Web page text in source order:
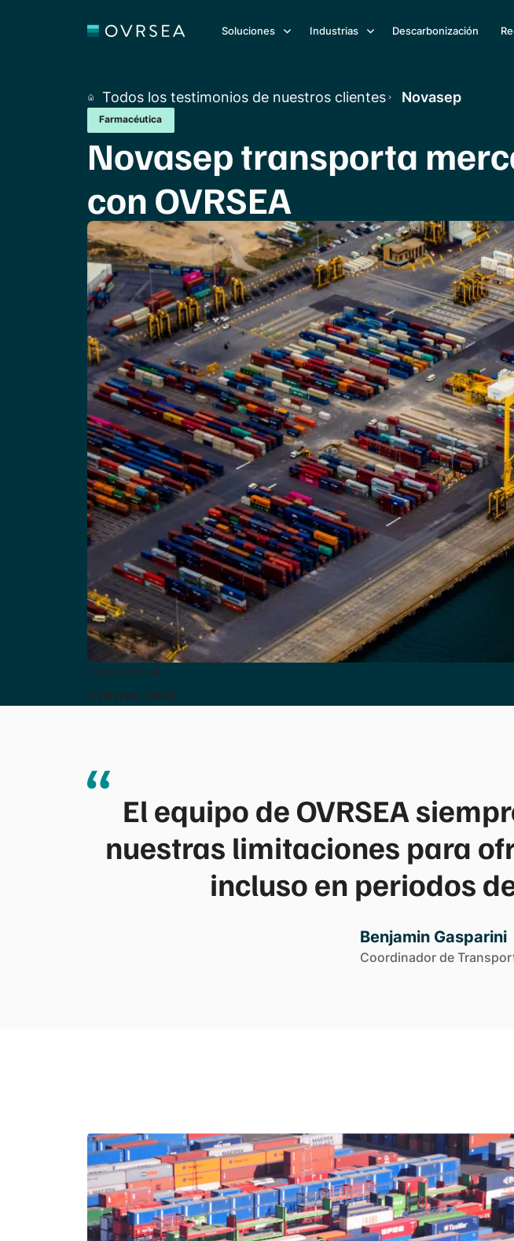
Soluciones Industrias Descarbonización
Todos los testimonios de nuestros clientes Novasep
Farmacéutica
Novasep transporta
con OVRSEA
Publicado el
2 Février 2023
El equipo de OVRSEA
nuestras limitaciones para
incluso en periodos
Benjamin Gasparini
Coordinador de